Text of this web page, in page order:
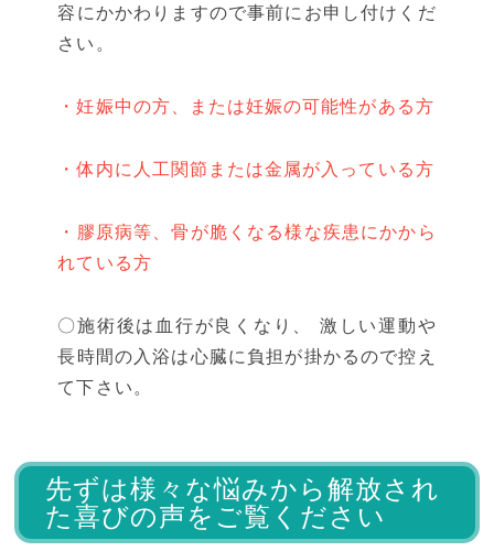
容にかかわりますので事前にお申し付けくだ
さい。
・妊娠中の方、または妊娠の可能性がある方
・体内に人工関節または金属が入っている方
・膠原病等、骨が脆くなる様な疾患にかから
れている方
〇施術後は血行が良くなり、 激しい運動や
長時間の入浴は心臓に負担が掛かるので控え
て下さい。
先ずは様々な悩みから解放され
た喜びの声をご覧ください